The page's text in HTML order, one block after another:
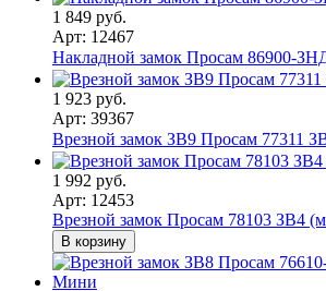
1 849 руб.
Арт: 12467
Накладной замок Просам 86900-
1 923 руб.
Арт: 39367
Врезной замок ЗВ9 Просам 77311
1 992 руб.
Арт: 12453
Врезной замок Просам 78103 ЗВ4
В корзину